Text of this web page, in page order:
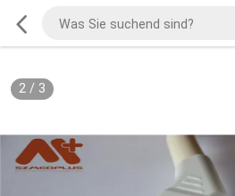
2/ 3